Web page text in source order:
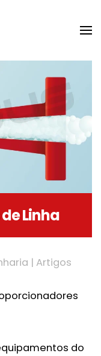
Linha
| Artigos
do